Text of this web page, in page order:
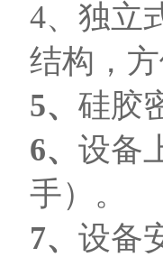
4、 独立
结构，
5、 硅胶
6、 设备
手）。
7、 设备